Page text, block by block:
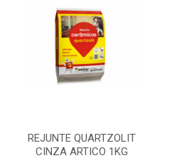
REJUNTE QUARTZOLIT
CINZA ARTICO 1KG